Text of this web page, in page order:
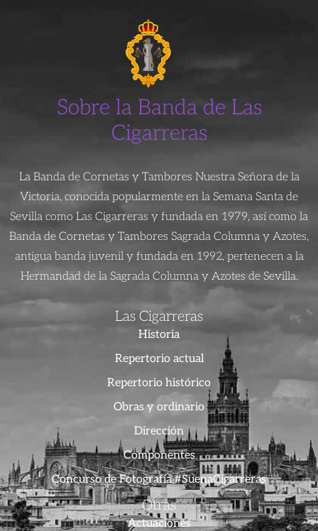
Sobre la Banda de Las
Cigarreras
La Banda de Cornetas y Tambores Nuestra Señora de la
Victoria, conocida popularmente en la Semana Santa de
Sevilla como Las Cigarreras y fundada en 1979, así como la
Banda de Cornetas y Tambores Sagrada Columna y Azotes,
antigua banda juvenil y fundada en 1992, pertenecen a la
Hermandad de la Sagrada Columna y Azotes de Sevilla.
Las Cigarreras
Historia
Repertorio actual
Repertorio histórico
Obras y ordinario
Dirección
Componentes
Concurso de Fotografía #SuenaCigarreras
Otras
Actuaciones